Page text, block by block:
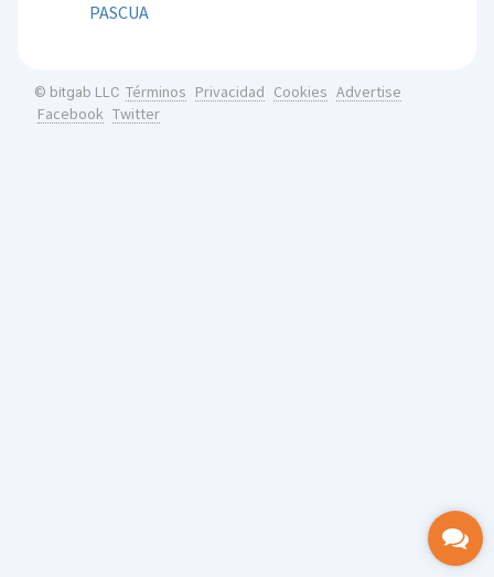
PASCUA
© bitgab LLC Términos Privacidad Cookies Advertise
Facebook Twitter